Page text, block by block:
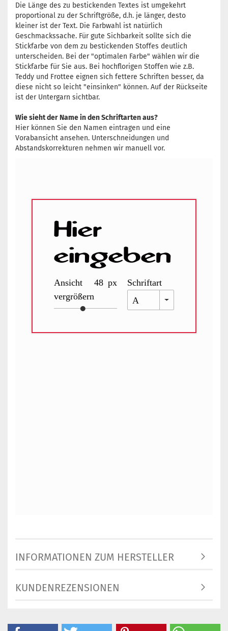
Die Länge des zu bestickenden Textes ist umgekehrt
proportional zu der Schriftgröße, d.h. je länger, desto
kleiner ist der Text. Die Farbwahl ist natürlich
Geschmackssache. Für gute Sichbarkeit sollte sich die
Stickfarbe von dem zu bestickenden Stoffes deutlich
unterscheiden. Bei der "optimalen Farbe" wählen wir die
Stickfarbe für Sie aus. Bei hochflorigen Stoffen wie z.B.
Teddy und Frottee eignen sich fettere Schriften besser, da
diese nicht so leicht "einsinken" können. Auf der Rückseite
ist der Untergarn sichtbar.
Wie sieht der Name in den Schriftarten aus?
Hier können Sie den Namen eintragen und eine
Vorabansicht ansehen. Unterschneidungen und
Abstandskorrekturen nehmen wir manuell vor.
INFORMATIONEN ZUM HERSTELLER
KUNDENREZENSIONEN